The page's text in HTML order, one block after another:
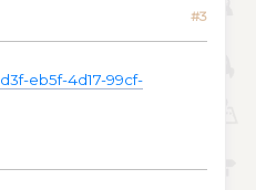
#3
eb5f-4d17-99cf-